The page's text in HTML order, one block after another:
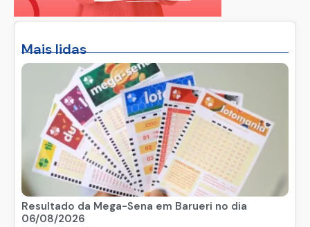
Mais lidas
Resultado da Mega-Sena em Barueri no dia
06/08/2026